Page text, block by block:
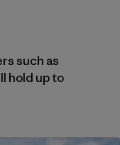
such as
hold up to